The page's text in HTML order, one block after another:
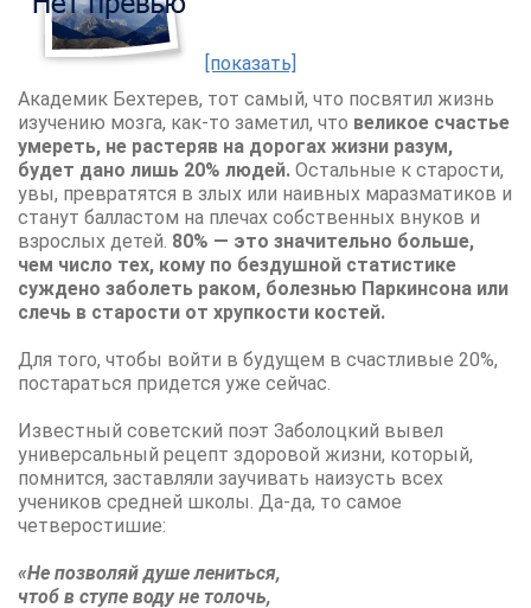
[показать]
Академик Бехтерев, тот самый, что посвятил жизнь
изучению мозга, как-то заметил, что великое счастье
умереть, не растеряв на дорогах жизни разум,
будет дано лишь 20% людей. Остальные к старости,
увы, превратятся в злых или наивных маразматиков и
станут балластом на плечах собственных внуков и
взрослых детей. 80% — это значительно больше,
чем число тех, кому по бездушной статистике
суждено заболеть раком, болезнью Паркинсона или
слечь в старости от хрупкости костей.
Для того, чтобы войти в будущем в счастливые 20%,
постараться придется уже сейчас.
Известный советский поэт Заболоцкий вывел
универсальный рецепт здоровой жизни, который,
помнится, заставляли заучивать наизусть всех
учеников средней школы. Да-да, то самое
четверостишие:
«Не позволяй душе лениться,
чтоб в ступе воду не толочь,